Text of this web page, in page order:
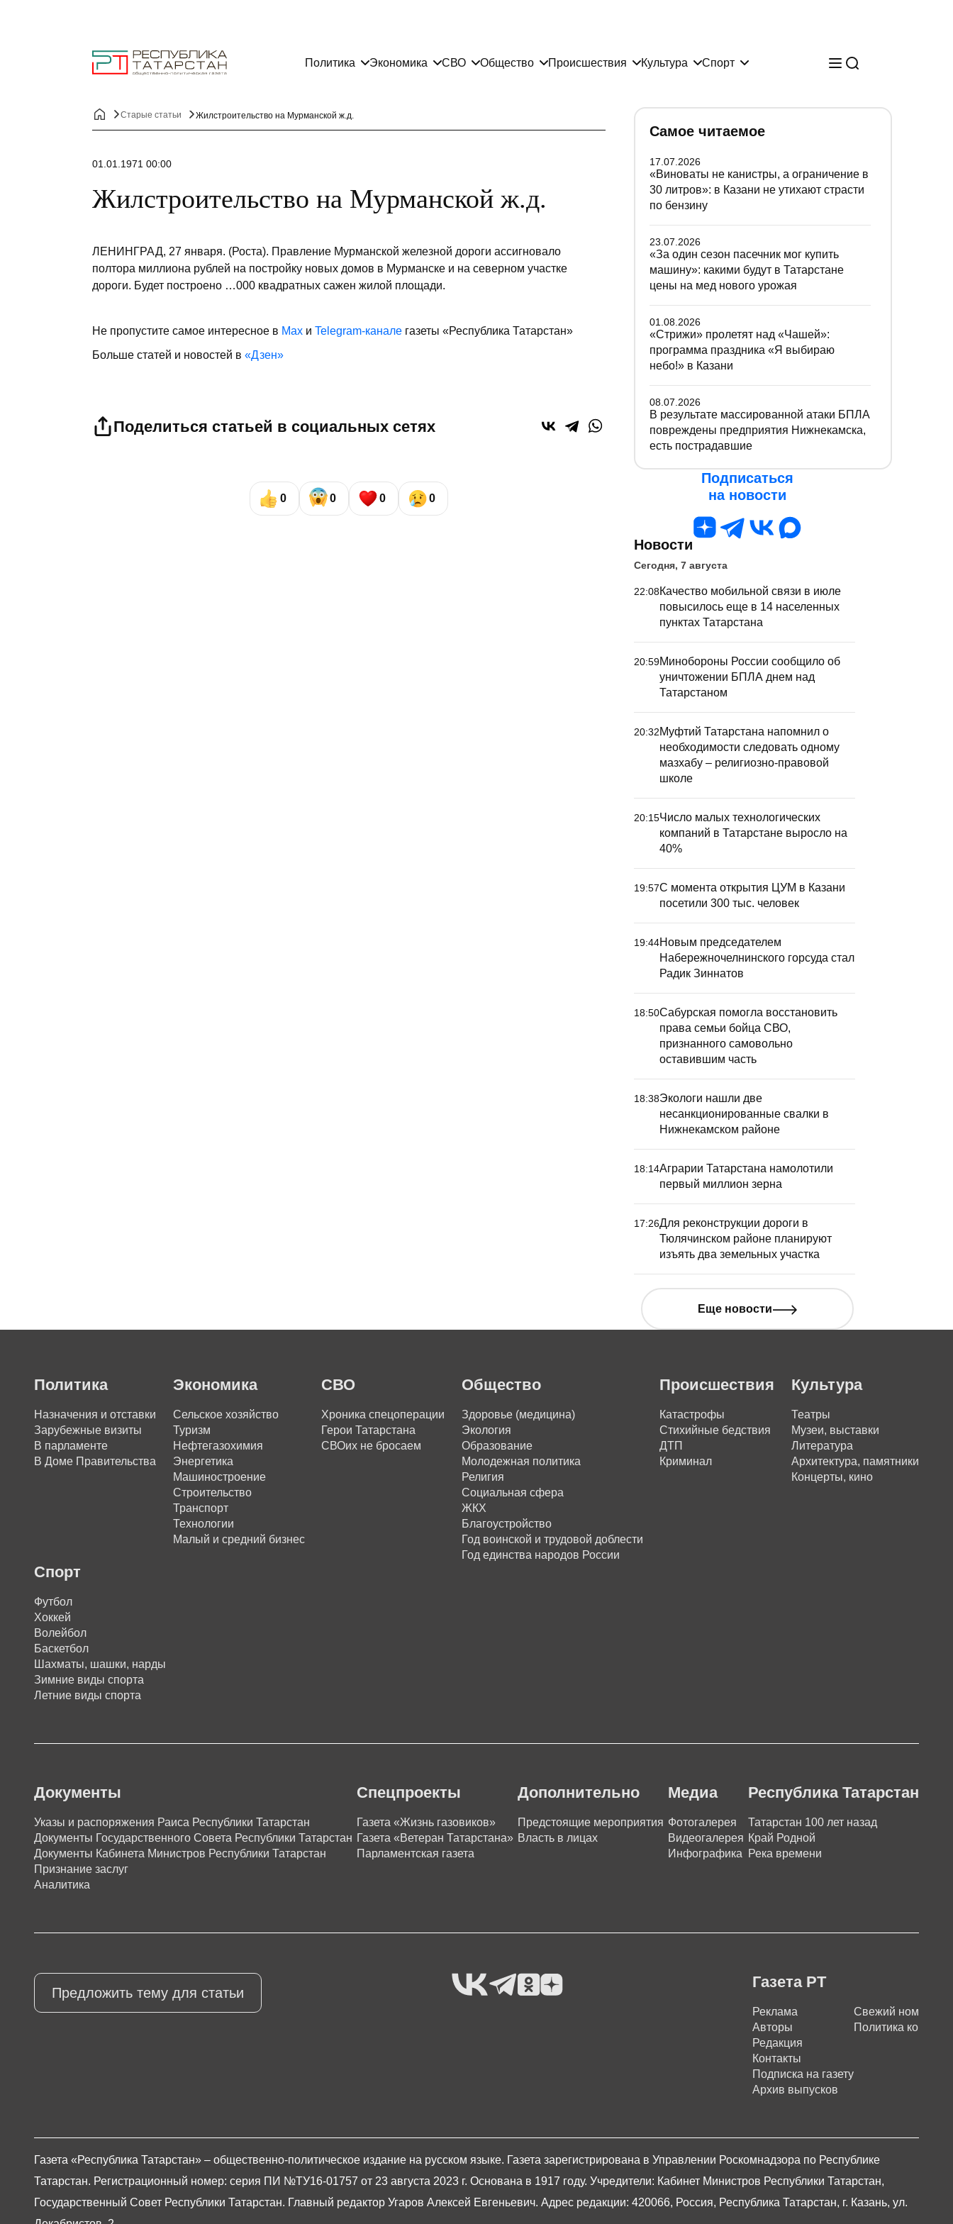
Политика Экономика СВО Общество Происшествия Культура Спорт
Старые статьи Жилстроительство на Мурманской ж.д.
01.01.1971 00:00
Жилстроительство на Мурманской ж.д.
ЛЕНИНГРАД, 27 января. (Роста). Правление Мурманской железной дороги ассигновало
полтора миллиона рублей на постройку новых домов в Мурманске и на северном участке
дороги. Будет построено …000 квадратных сажен жилой площади.
Не пропустите самое интересное в Max и Telegram-канале газеты «Республика Татарстан»
Больше статей и новостей в «Дзен»
Поделиться статьей в социальных сетях
0 0 0 0
Самое читаемое
17.07.2026
«Виноваты не канистры, а ограничение в
30 литров»: в Казани не утихают страсти
по бензину
23.07.2026
«За один сезон пасечник мог купить
машину»: какими будут в Татарстане
цены на мед нового урожая
01.08.2026
«Стрижи» пролетят над «Чашей»:
программа праздника «Я выбираю
небо!» в Казани
08.07.2026
В результате массированной атаки БПЛА
повреждены предприятия Нижнекамска,
есть пострадавшие
Подписаться
на новости
Новости
Сегодня, 7 августа
22:08Качество мобильной связи в июле
повысилось еще в 14 населенных
пунктах Татарстана
20:59Минобороны России сообщило об
уничтожении БПЛА днем над
Татарстаном
20:32Муфтий Татарстана напомнил о
необходимости следовать одному
мазхабу – религиозно-правовой
школе
20:15Число малых технологических
компаний в Татарстане выросло на
40%
19:57С момента открытия ЦУМ в Казани
посетили 300 тыс. человек
19:44Новым председателем
Набережночелнинского горсуда стал
Радик Зиннатов
18:50Сабурская помогла восстановить
права семьи бойца СВО,
признанного самовольно
оставившим часть
18:38Экологи нашли две
несанкционированные свалки в
Нижнекамском районе
18:14Аграрии Татарстана намолотили
первый миллион зерна
17:26Для реконструкции дороги в
Тюлячинском районе планируют
изъять два земельных участка
Еще новости
Политика
Назначения и отставки
Зарубежные визиты
В парламенте
В Доме Правительства
Экономика
Сельское хозяйство
Туризм
Нефтегазохимия
Энергетика
Машиностроение
Строительство
Транспорт
Технологии
Малый и средний бизнес
СВО
Хроника спецоперации
Герои Татарстана
СВОих не бросаем
Общество
Здоровье (медицина)
Экология
Образование
Молодежная политика
Религия
Социальная сфера
ЖКХ
Благоустройство
Год воинской и трудовой доблести
Год единства народов России
Происшествия
Катастрофы
Стихийные бедствия
ДТП
Криминал
Культура
Театры
Музеи, выставки
Литература
Архитектура, памятники
Концерты, кино
Спорт
Футбол
Хоккей
Волейбол
Баскетбол
Шахматы, шашки, нарды
Зимние виды спорта
Летние виды спорта
Документы
Указы и распоряжения Раиса Республики Татарстан
Документы Государственного Совета Республики Татарстан
Документы Кабинета Министров Республики Татарстан
Признание заслуг
Аналитика
Спецпроекты
Газета «Жизнь газовиков»
Газета «Ветеран Татарстана»
Парламентская газета
Дополнительно
Предстоящие мероприятия
Власть в лицах
Медиа
Фотогалерея
Видеогалерея
Инфографика
Республика Татарстан
Татарстан 100 лет назад
Край Родной
Река времени
Предложить тему для статьи
Газета РТ
Реклама
Авторы
Редакция
Контакты
Подписка на газету
Архив выпусков
Свежий номер
Политика
Газета «Республика Татарстан» – общественно-политическое издание на русском языке. Газета зарегистрирована в Управлении Роскомнадзора по Республике
Татарстан. Регистрационный номер: серия ПИ №ТУ16-01757 от 23 августа 2023 г. Основана в 1917 году. Учредители: Кабинет Министров Республики Татарстан,
Государственный Совет Республики Татарстан. Главный редактор Угаров Алексей Евгеньевич. Адрес редакции: 420066, Россия, Республика Татарстан, г. Казань, ул.